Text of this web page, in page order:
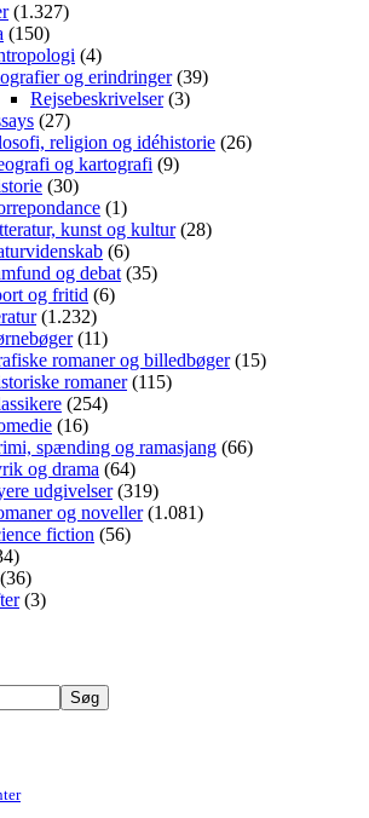
(1.327)
(150)
(4)
og erindringer(39)
Rejsebeskrivelser(3)
(27)
religion og idéhistorie (26)
og kartografi (9)
(30)
(1)
kunst og kultur(28)
(6)
og debat (35)
og fritid (6)
(1.232)
(11)
romaner og billedbøger(15)
romaner(115)
(254)
(16)
spænding og ramasjang (66)
og drama (64)
udgivelser(319)
og noveller(1.081)
fiction (56)
(36)
(3)